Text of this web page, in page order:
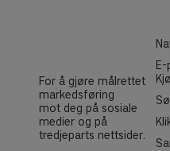
For å gjøre målrettet
markedsføring
mot deg på sosiale
medier og på
tredjeparts nettsider.